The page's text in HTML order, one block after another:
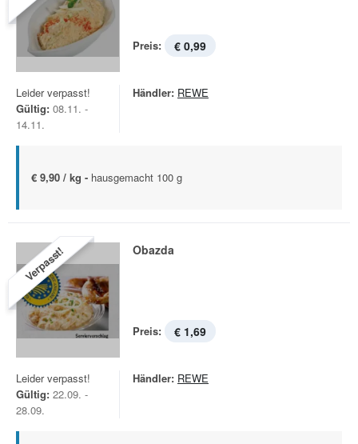
Preis: € 0,99
Leider verpasst!
Gültig: 08.11. -
14.11.
Händler: REWE
€ 9,90 / kg - hausgemacht 100 g
Verpasst! Obazda
Preis: € 1,69
Leider verpasst!
Gültig: 22.09. -
28.09.
Händler: REWE